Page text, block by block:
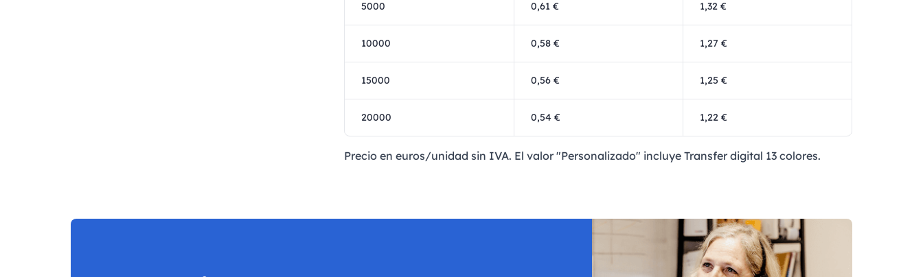
5000 0,61 € 1,32 €
10000 0,58 € 1,27 €
15000 0,56 € 1,25 €
20000 0,54 € 1,22 €
Precio en euros/unidad sin IVA. El valor "Personalizado" incluye Transfer digital 13 colores.